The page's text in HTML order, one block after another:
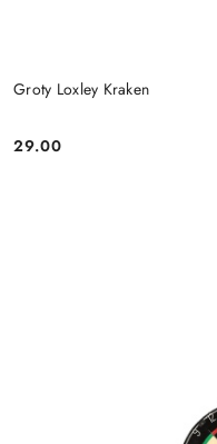
Groty Loxley Kraken
Cena:
29.00